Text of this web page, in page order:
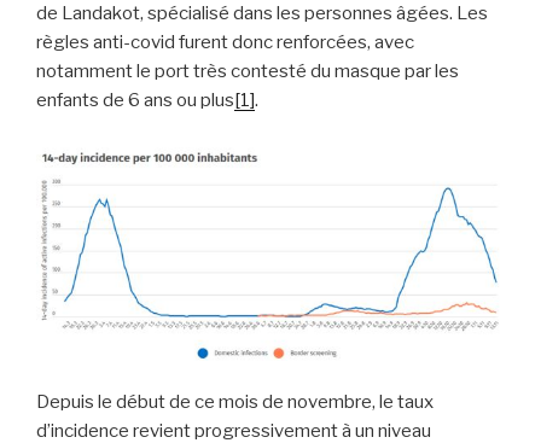
de Landakot, spécialisé dans les personnes âgées. Les
règles anti-covid furent donc renforcées, avec
notamment le port très contesté du masque par les
enfants de 6 ans ou plus[1].
Depuis le début de ce mois de novembre, le taux
d’incidence revient progressivement à un niveau